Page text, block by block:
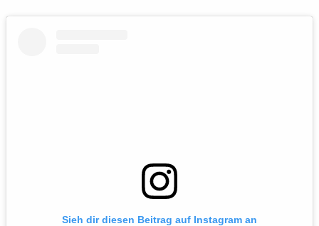
Sieh dir diesen Beitrag auf Instagram an